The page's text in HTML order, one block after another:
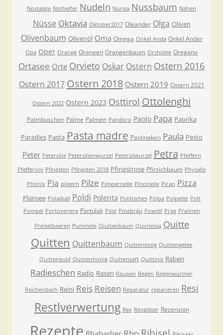
Nostalgie Nothelfer Nudeln Nursia Nussbaum Nähen
Nüsse Oktavia Oktober2017 Oleander Olga Oliven
Olivenbaum Olivenöl Oma Omega Onkel Anda Onkel Ander
Opa Oper Orange Orangen Orangenbaum Orchidee Oregano
Ortasee Orte Orvieto Oskar Ostern Ostern 2016
Ostern 2017 Ostern 2018 Ostern 2019 Ostern 2021
Ostern 2022 Ostern 2023 Osttirol Ottolenghi
Palmbuschen Palme Palmen Pandoro Paolo Papa Paprika
Paradies Pasta Pasta madre Pastinaken Paula Pesto
Peter Petersilie Petersilienwurzel Petersilwurzel Petra Pfeffern
Pfefferoni Pfingsten Pfingsten 2018 Pfingstrose Pfirsichbaum Physalis
Phönix Pia pilgern Pilze Pimpernelle Pincinelle Piran Pizza
Plansee Polaiball Poldi Polenta Politisches Polpa Polpette Polt
Pompei Portovenere Portulak Post Postbräu Powidl Prag Pralinen
Preiselbeeren Pummele Qiuttenbaum Quintessa Quitte
Quitten Quittenbaum Quittenessig Quittengelee
Quittengold Quittenhonig Quittensaft Quittinis Raben
Radieschen Radio Rasen Raupen Regen Regenwürmer
Reichenbach Reini Reis Reisen Reparatur reparieren Resi
Restlverwertung Rex Rexgläser Rezension